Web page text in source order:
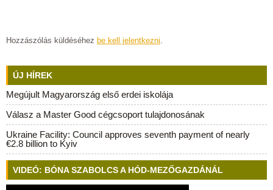
Hozzászólás küldéséhez be kell jelentkezni.
ÚJ HÍREK
Megújult Magyarország első erdei iskolája
Válasz a Master Good cégcsoport tulajdonosának
Ukraine Facility: Council approves seventh payment of nearly
€2.8 billion to Kyiv
VIDEÓ: BÓNA SZABOLCS A HÓD-MEZŐGAZDÁNÁL